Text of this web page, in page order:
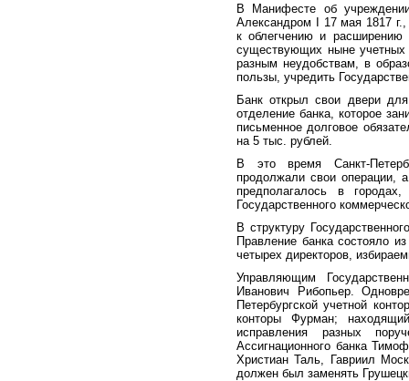
В Манифесте об учреждении
Александром I 17 мая 1817
к облегчению и расширению
существующих ныне учетных
разным неудобствам, в
пользы, учредить
Банк открыл свои двери
отделение банка, которое
письменное долговое
на 5 тыс. рублей.
В это время Санкт-
продолжали свои операции,
предполагалось в
Государственного
В структуру
Правление банка состояло
четырех директоров,
Управляющим
Иванович Рибопьер.
Петербургской учетной
конторы Фурман;
исправления разных
Ассигнационного банка
Христиан Таль, Гавриил
должен был заменять